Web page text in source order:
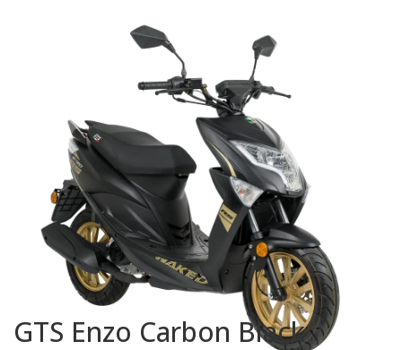
GTS Enzo Carbon Black